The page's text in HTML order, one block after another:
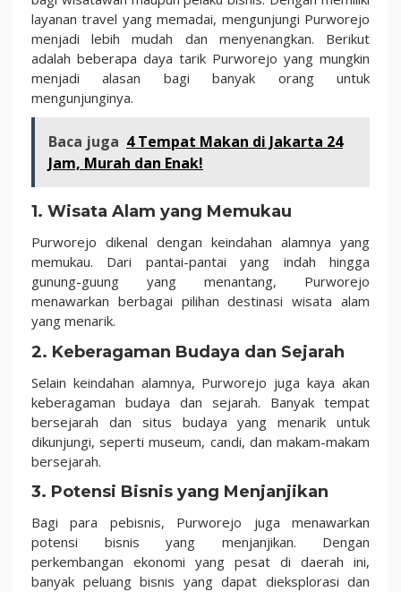
layanan travel yang memadai, mengunjungi Purworejo
menjadi lebih mudah dan menyenangkan. Berikut
adalah beberapa daya tarik Purworejo yang mungkin
menjadi alasan bagi banyak orang untuk
mengunjunginya.
Baca juga 4 Tempat Makan di Jakarta 24
Jam, Murah dan Enak!
1. Wisata Alam yang Memukau
Purworejo dikenal dengan keindahan alamnya yang
memukau. Dari pantai-pantai yang indah hingga
gunung-guung yang menantang, Purworejo
menawarkan berbagai pilihan destinasi wisata alam
yang menarik.
2. Keberagaman Budaya dan Sejarah
Selain keindahan alamnya, Purworejo juga kaya akan
keberagaman budaya dan sejarah. Banyak tempat
bersejarah dan situs budaya yang menarik untuk
dikunjungi, seperti museum, candi, dan makam-makam
bersejarah.
3. Potensi Bisnis yang Menjanjikan
Bagi para pebisnis, Purworejo juga menawarkan
potensi bisnis yang menjanjikan. Dengan
perkembangan ekonomi yang pesat di daerah ini,
banyak peluang bisnis yang dapat dieksplorasi dan